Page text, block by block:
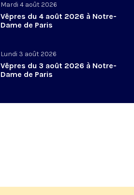
Mardi 4 août 2026
Vêpres du 4 août 2026 à Notre-
Dame de Paris
Lundi 3 août 2026
Vêpres du 3 août 2026 à Notre-
Dame de Paris